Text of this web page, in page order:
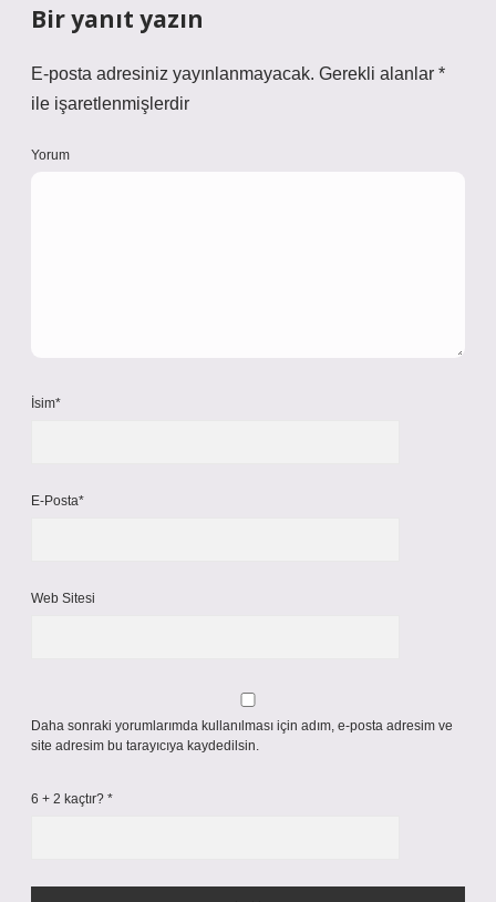
Bir yanıt yazın
E-posta adresiniz yayınlanmayacak. Gerekli alanlar *
ile işaretlenmişlerdir
Yorum
İsim*
E-Posta*
Web Sitesi
Daha sonraki yorumlarımda kullanılması için adım, e-posta adresim ve
site adresim bu tarayıcıya kaydedilsin.
6 + 2 kaçtır? *